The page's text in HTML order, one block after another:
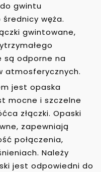
gwintu
węża.
gwintowane,
są odporne na
atmosferycznych.
jest opaska
mocne i szczelne
złączki. Opaski
zapewniają
połączenia,
Należy
jest odpowiedni do